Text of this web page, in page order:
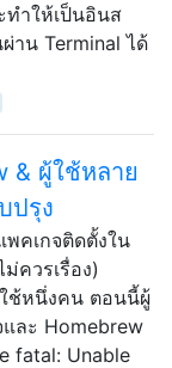
ทำให้เป็นอินส
าน Terminal ได้
& ผู้ใช้หลาย
ปรุง
คเกจติดตั้งใน
ควรเรื่อง)
ช้หนึ่งคน ตอนนี้ผู้
ละ Homebrew
fatal: Unable